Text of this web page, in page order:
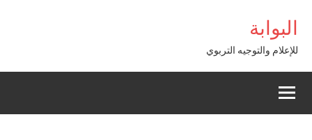
contenu
البوابة
للإعلام والتوجيه التربوي